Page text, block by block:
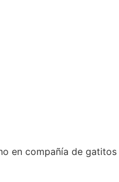
en compañía de